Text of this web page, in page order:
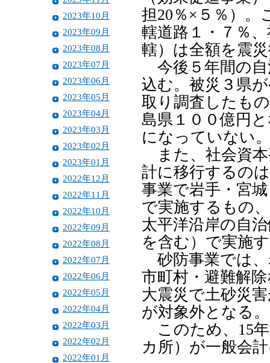
2023年10月
2023年09月
2023年08月
2023年07月
2023年06月
2023年05月
2023年04月
2023年03月
2023年02月
2023年01月
2022年12月
2022年11月
2022年10月
2022年09月
2022年08月
2022年07月
2022年06月
2022年05月
2022年04月
2022年03月
2022年02月
2022年01月
担20％×５％）。
轄道路１・７％
轄）は全額を震
今後５年間の自
込む。被災３県
取り調査したも
島県１００億円
になっていない
また、社会資本
計に移行するの
事業で岩手・宮
で実施するもの
太平洋沿岸の自
を含む）で実施
砂防事業では、
市町村・避難解
大震災で土砂災
が対象外となる。
このため、15年
カ所）が一般会